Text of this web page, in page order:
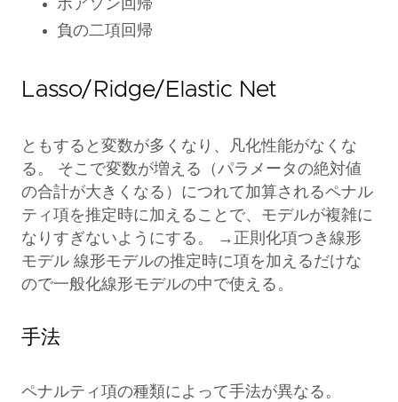
ポアソン回帰
負の二項回帰
Lasso/Ridge/Elastic Net
ともすると変数が多くなり、凡化性能がなくな
る。 そこで変数が増える（パラメータの絶対値
の合計が大きくなる）につれて加算されるペナル
ティ項を推定時に加えることで、モデルが複雑に
なりすぎないようにする。 →正則化項つき線形
モデル 線形モデルの推定時に項を加えるだけな
ので一般化線形モデルの中で使える。
手法
ペナルティ項の種類によって手法が異なる。